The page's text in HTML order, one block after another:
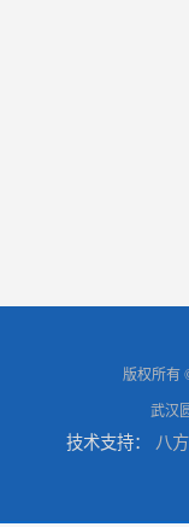
版权所有
武汉
技术支持： 八